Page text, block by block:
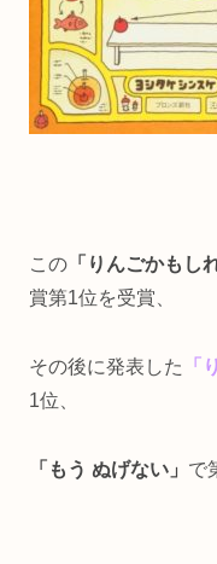
この 「りんごかもし
賞第1位を受賞、
その後に発表した 「
1位、
「もう ぬげない」 で